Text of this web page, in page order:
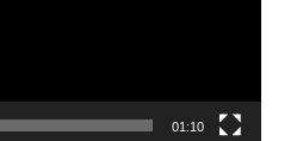
01:10